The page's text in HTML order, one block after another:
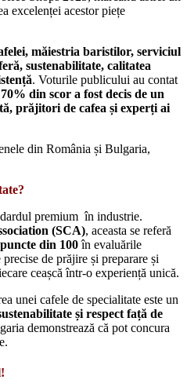
excelenței acestor piețe
măiestria baristilor, serviciul
sustenabilitate, calitatea
. Voturile publicului au contat
70% din scor a fost decis de un
prăjitori de cafea și experți ai
din România și Bulgaria,
premium în industrie.
(SCA), aceasta se referă
din 100în evaluările
de prăjire și preparare și
ceașcă într-o experiență unică.
unei cafele de specialitate este un
și respect față de
demonstrează că pot concura